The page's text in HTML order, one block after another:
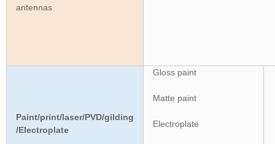
antennas
Paint/print/laser/PVD/gilding
/Electroplate
Gloss paint
Matte paint
Electroplate